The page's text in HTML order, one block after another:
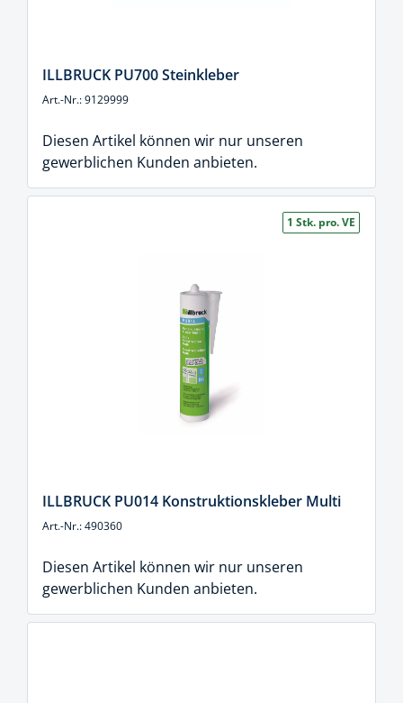
ILLBRUCK PU700 Steinkleber
Art.-Nr.: 9129999
Diesen Artikel können wir nur unseren
gewerblichen Kunden anbieten.
1 Stk. pro. VE
ILLBRUCK PU014 Konstruktionskleber Multi
Art.-Nr.: 490360
Diesen Artikel können wir nur unseren
gewerblichen Kunden anbieten.